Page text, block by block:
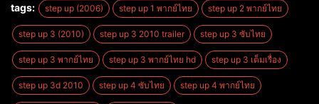
tags: step up (2006) step up 1 พากย์ไทย step up 2 พากย์ไทย
step up 3 (2010) step up 3 2010 trailer step up 3 ซับไทย
step up 3 พากย์ไทย step up 3 พากย์ไทย hd step up 3 เต็มเรื่อง
step up 3d 2010 step up 4 ซับไทย step up 4 พากย์ไทย